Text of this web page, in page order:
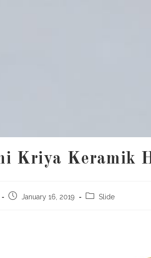
Kriya Keramik
January 16, 2019 Slide